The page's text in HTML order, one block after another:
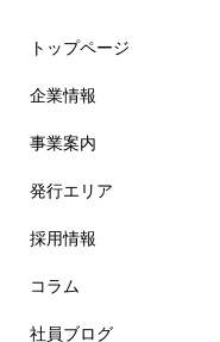
トップページ
企業情報
事業案内
発行エリア
採用情報
コラム
社員ブログ